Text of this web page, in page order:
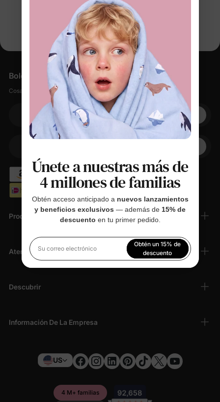
Productos
Atención Al Cliente
Descubrir
Información De La Empresa
Boletín informativo
Cosas suaves, pequeños descuentos, cero spam.
Su correo electrónico
US
4 M+ familias
Únete a nuestras más de
4 millones de familias
Obtén acceso anticipado a nuevos lanzamientos
y beneficios exclusivos — además de 15% de
descuento en tu primer pedido.
Su correo electrónico
Obtén un 15% de
descuento